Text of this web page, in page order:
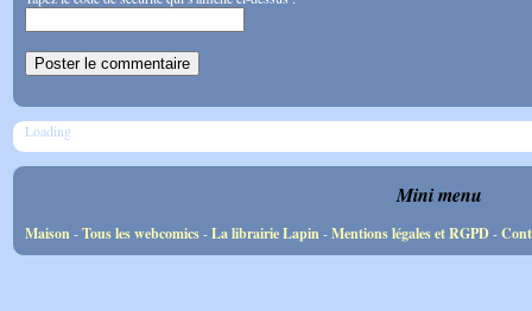
Loading
Mini menu
Maison-Tous les webcomics-La librairie Lapin-Mentions légales et RGPD-